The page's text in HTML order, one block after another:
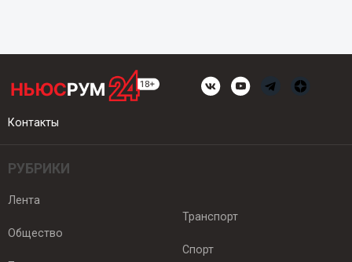
Контакты
РУБРИКИ
Лента
Общество
Транспорт
Спорт